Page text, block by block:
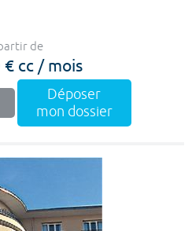
de
cc / mois
Déposer
mon dossier